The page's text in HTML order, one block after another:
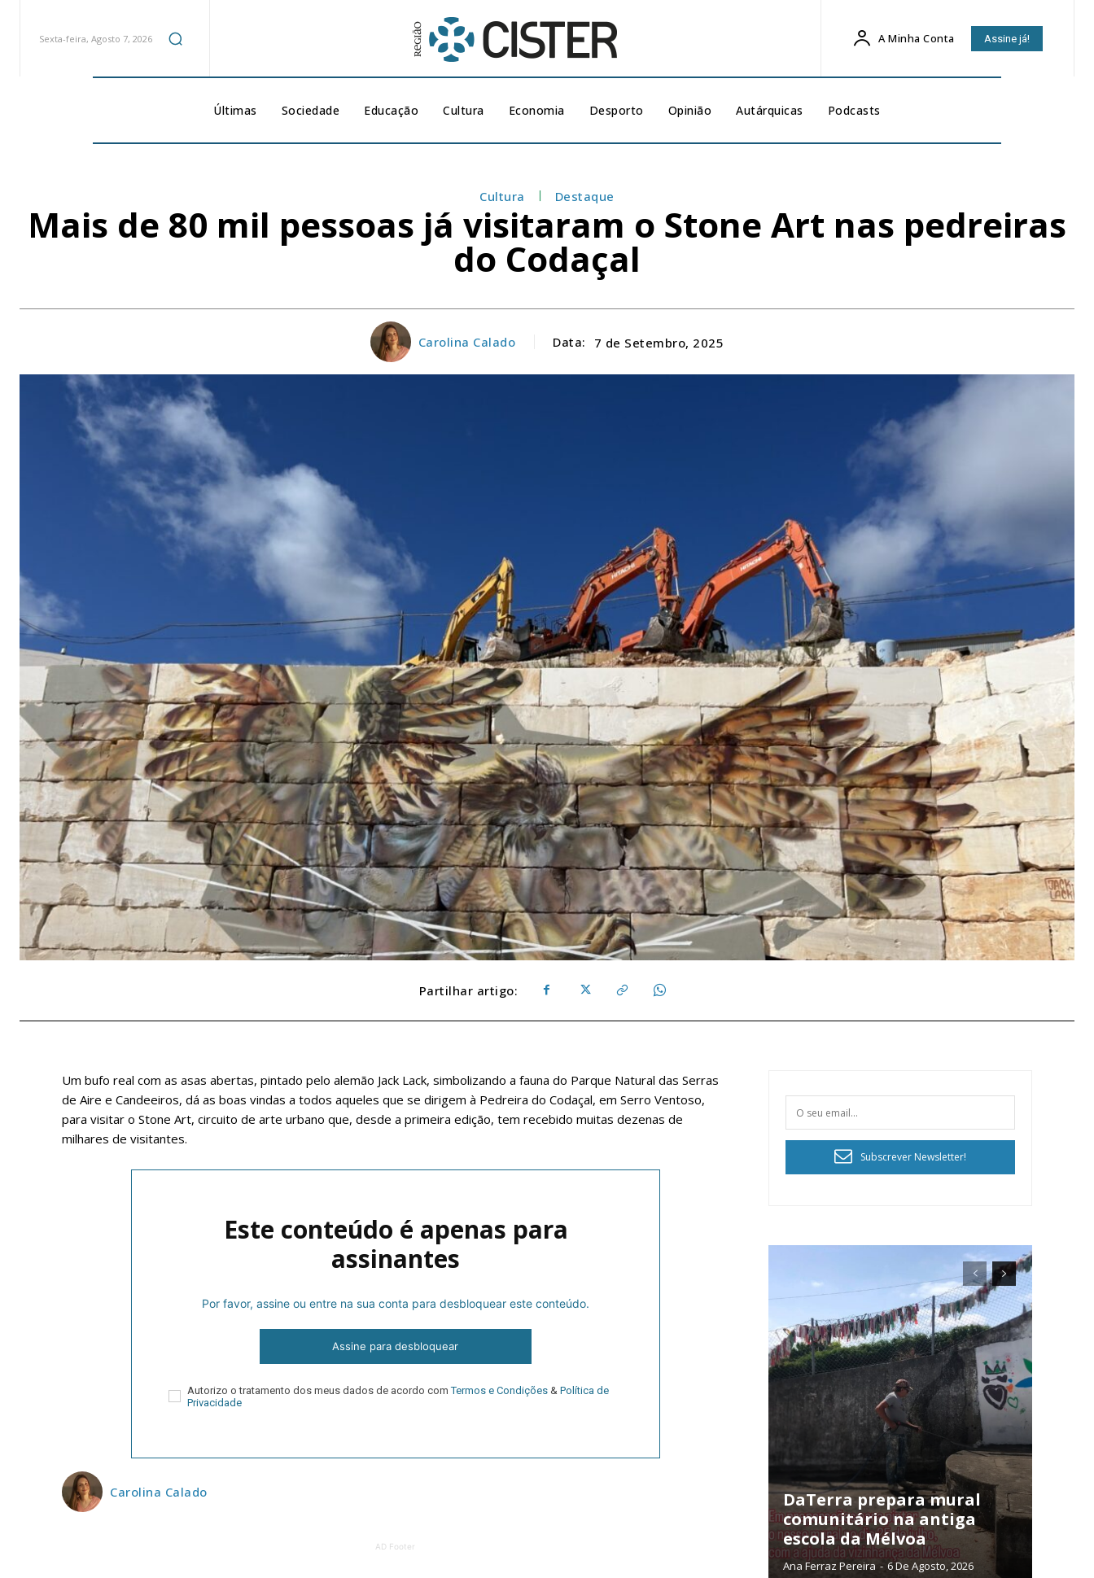
Planos de Assinatura
Faça-se assinante do Região de Cister e ajude-nos a manter este serviço público!
Escolha o plano de assinatura desejado:
€
ASSINATURA
DIGITAL ANUAL
Sexta-feira, Agosto 7, 2026 A Minha Conta Assine já!
Últimas Sociedade Educação Cultura Economia Desporto Opinião Autárquicas Podcasts
Cultura Destaque
Mais de 80 mil pessoas já visitaram o Stone Art nas pedreiras
do Codaçal
Carolina Calado Data: 7 de Setembro, 2025
Partilhar artigo:
Um bufo real com as asas abertas, pintado pelo alemão Jack Lack, simbolizando a fauna do Parque Natural das Serras
de Aire e Candeeiros, dá as boas vindas a todos aqueles que se dirigem à Pedreira do Codaçal, em Serro Ventoso,
para visitar o Stone Art, circuito de arte urbano que, desde a primeira edição, tem recebido muitas dezenas de
milhares de visitantes.
Este conteúdo é apenas para
assinantes
Por favor, assine ou entre na sua conta para desbloquear este conteúdo.
Assine para desbloquear
Autorizo o tratamento dos meus dados de acordo comTermos e Condições & Política de
Privacidade
Carolina Calado
AD Footer
Subscrever Newsletter!
DaTerra prepara mural
comunitário na antiga
escola da Mélvoa
Ana Ferraz Pereira - 6 De Agosto, 2026